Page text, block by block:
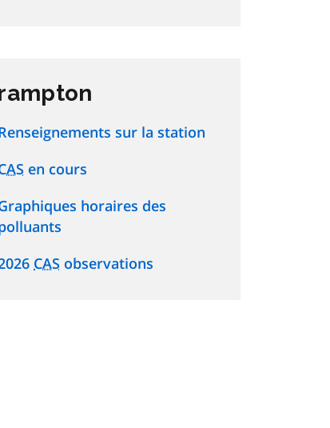
sur la station
en cours
horaires des
CAS observations